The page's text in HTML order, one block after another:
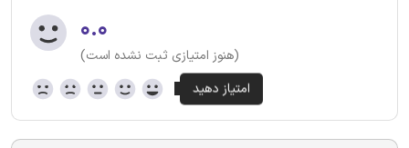
۰.۰
(هنوز امتیازی ثبت نشده است)